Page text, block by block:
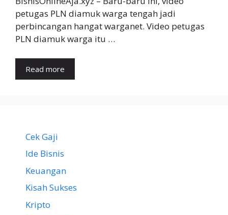
petugas PLN diamuk warga tengah jadi
perbincangan hangat warganet. Video petugas
PLN diamuk warga itu …
Read more
Cek Gaji
Ide Bisnis
Keuangan
Kisah Sukses
Kripto